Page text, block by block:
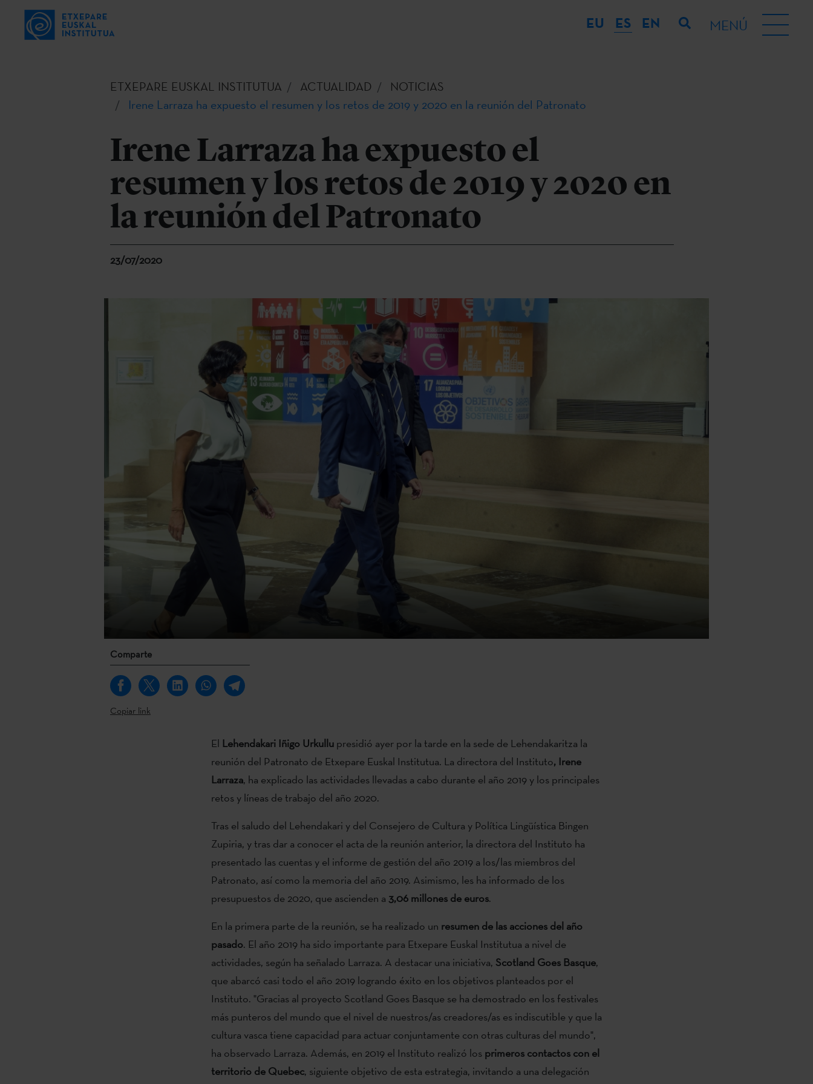
EU ES EN MENÚ
ETXEPARE EUSKAL INSTITUTUA ACTUALIDAD
NOTICIAS
Irene Larraza ha expuesto el resumen y los retos de 2019 y 2020 en la reunión del Patronato
Irene Larraza ha expuesto el
resumen y los retos de 2019 y 2020 en
la reunión del Patronato
23/07/2020
Comparte
Copiar link
El Lehendakari Iñigo Urkullupresidió ayer por la tarde en la sede de Lehendakaritza la
reunión del Patronato de Etxepare Euskal Institutua. La directora del Instituto, Irene
Larraza, ha explicado las actividades llevadas a cabo durante el año 2019 y los principales
retos y líneas de trabajo del año 2020.
Tras el saludo del Lehendakari y del Consejero de Cultura y Política Lingüística Bingen
Zupiria, y tras dar a conocer el acta de la reunión anterior, la directora del Instituto ha
presentado las cuentas y el informe de gestión del año 2019 a los/las miembros del
Patronato, así como la memoria del año 2019. Asimismo, les ha informado de los
presupuestos de 2020, que ascienden a 3,06 millones de euros.
En la primera parte de la reunión, se ha realizado un resumen de las acciones del año
pasado. El año 2019 ha sido importante para Etxepare Euskal Institutua a nivel de
actividades, según ha señalado Larraza. A destacar una iniciativa, Scotland Goes Basque,
que abarcó casi todo el año 2019 logrando éxito en los objetivos planteados por el
Instituto. "Gracias al proyecto Scotland Goes Basque se ha demostrado en los festivales
más punteros del mundo que el nivel de nuestros/as creadores/as es indiscutible y que la
cultura vasca tiene capacidad para actuar conjuntamente con otras culturas del mundo",
ha observado Larraza. Además, en 2019 el Instituto realizó los primeros contactos con el
territorio de Quebec, siguiente objetivo de esta estrategia, invitando a una delegación